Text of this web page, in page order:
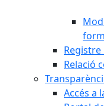
Relació
Accés a